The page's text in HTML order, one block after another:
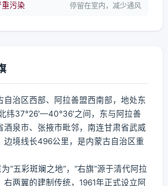
重污染 停留在室内，减少通风
自治区西部、阿拉善盟西南部，地处东
纬37°26′—40°36′之间，东与阿拉善
酒泉市、张掖市毗邻，南连甘肃省武威
边境线长496公里，是内蒙古自治区重
“五彩斑斓之地”，“右旗”源于清代阿拉
两翼的建制传统，1961年正式设立阿